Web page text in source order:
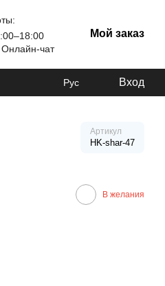
Онлайн-чат
Мой заказ
Рус Вход
Артикул
HK-shar-47
В желания